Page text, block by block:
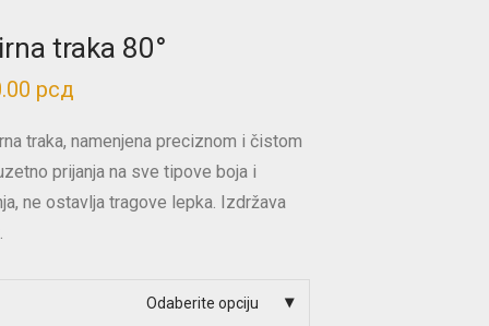
traka 80°
рсд
150.00 рсд
до
380.00 рсд
traka, namenjena preciznom i čistom
prijanja na sve tipove boja i
ne ostavlja tragove lepka. Izdržava
Odaberite opciju